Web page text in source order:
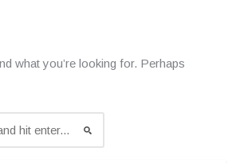
what you’re looking for. Perhaps